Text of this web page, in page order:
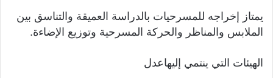
يمتاز إخراجه للمسرحيات بالدراسة العميقة والتناسق بين
الملابس والمناظر والحركة المسرحية وتوزيع الإضاءة.
الهيئات التي ينتمي إليهاعدل